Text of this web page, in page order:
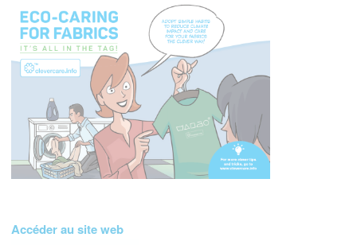
Accéder au site web